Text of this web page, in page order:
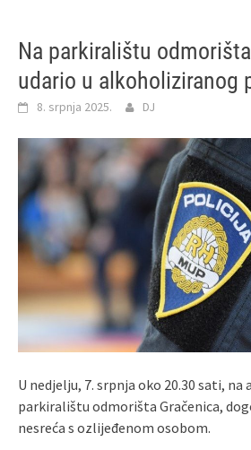
Na parkiralištu
udario u alkoholiziranog
8. srpnja 2025. DJ
U nedjelju, 7. srpnja oko 20.30 sati, na
parkiralištu odmorišta Gračenica,
nesreća s ozlijeđenom osobom.